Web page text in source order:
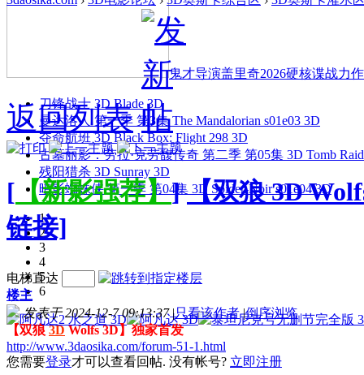
鬼才导演盖里奇2026硬核谍战力
刀锋战士 3D Blade 3D
曼达洛人 第一季 第3集 The Mandalorian s01e03 3D
夺命航班 3D Black Box: Flight 298 3D
古墓丽影：劳拉·克劳馥传奇 第二季 第05集 3D Tomb
残阳猎杀 3D Sunray 3D
暗影蜘蛛侠 第一季 第04集 3D Spider-Noir s01e04 3D
1
2
3
4
5
6
返回列表
[ 【新影强荐】] 【双狼 3D
链接]
电梯直达
楼主
发表于 2024-12-7 09:13:37 |只看该作者 |倒序浏览
【双狼3DWolfs 3D】独家首发
http://www.3daosika.com/forum-51-1.html
您需要登录才可以查看回帖. 没有帐号? 立即注册